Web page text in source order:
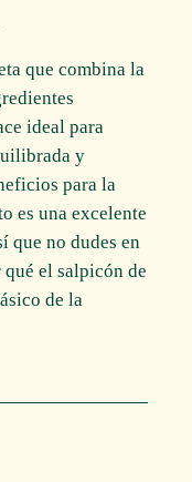
que combina la
ideal para
y
para la
es una excelente
que no dudes en
el salpicón de
de la